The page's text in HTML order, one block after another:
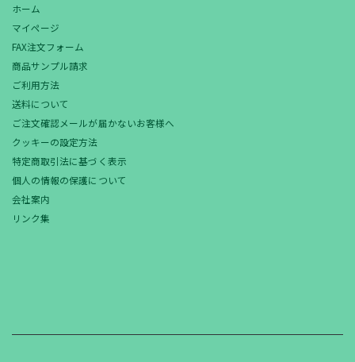
ホーム
マイページ
FAX注文フォーム
商品サンプル請求
ご利用方法
送料について
ご注文確認メールが届かないお客様へ
クッキーの設定方法
特定商取引法に基づく表示
個人の情報の保護について
会社案内
リンク集